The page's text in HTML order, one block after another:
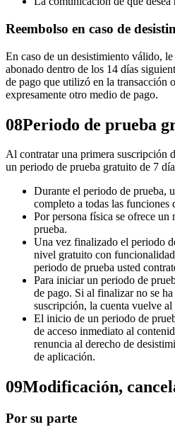
Reembolso en caso de
En caso de un desistimiento válido,
abonado dentro de los 14 días
de pago que utilizó en la transacción
expresamente otro medio de pago.
08Periodo de prueba
Al contratar una primera suscripción
un periodo de prueba gratuito de 7
Durante el periodo de prueba,
completo a todas las funciones
Por persona física se ofrece
prueba.
Una vez finalizado el periodo
nivel gratuito con
periodo de prueba usted
Para iniciar un periodo de
de pago. Si al finalizar no se
suscripción, la cuenta vuelve
El inicio de un periodo de
de acceso inmediato al
renuncia al derecho de
de aplicación.
09Modificación,
Por su parte